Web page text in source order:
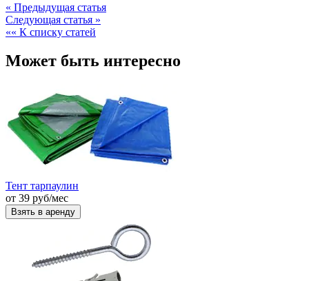
« Предыдущая статья
Следующая статья »
«« К списку статей
Может быть интересно
Тент тарпаулин
от 39 руб/мес
Взять в аренду